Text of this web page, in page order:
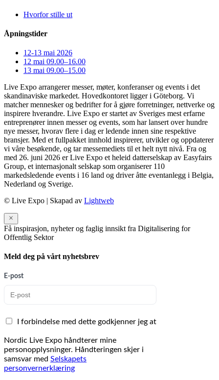
Hvorfor stille ut
Åpningstider
12-13 mai 2026
12 mai 09.00–16.00
13 mai 09.00–15.00
Live Expo arrangerer messer, møter, konferanser og events i det
skandinaviske markedet. Hovedkontoret ligger i Göteborg. Vi
matcher mennesker og bedrifter for å gjøre forretninger, nettverke og
inspirere hverandre. Live Expo er startet av Sveriges mest erfarne
entreprenører innen messer og events, som har lansert over hundre
nye messer, hvorav flere i dag er ledende innen sine respektive
bransjer. Med et fullpakket innhold inspirerer, utvikler og oppdaterer
vi våre besøkende, og tar messemediets til et helt nytt nivå. Fra og
med 26. juni 2026 er Live Expo et heleid datterselskap av Easyfairs
Group, et internasjonalt selskap som organiserer 110
markedsledende events i 16 land og driver åtte eventanlegg i Belgia,
Nederland og Sverige.
© Live Expo | Skapad av Lightweb
Få inspirasjon, nyheter og faglig innsikt fra Digitalisering for
Offentlig Sektor
Meld deg på vårt nyhetsbrev
E-post
I forbindelse med dette godkjenner jeg at
Nordic Live Expo håndterer mine
personopplysninger. Håndteringen skjer i
samsvar med Selskapets
personvernerklæring